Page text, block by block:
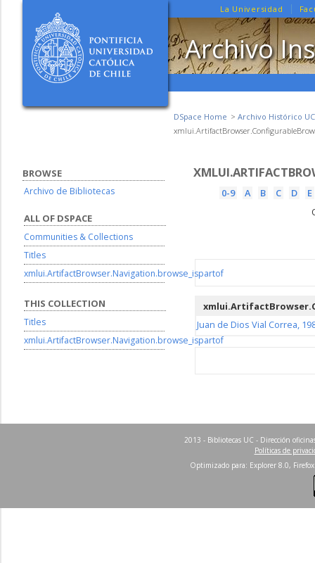
La Universidad
Archivo
DSpace Home
Archivo Histórico UC
0-9 A B C D
E
Juan de Dios Vial Correa,
BROWSE
Archivo de Bibliotecas
ALL OF DSPACE
Communities & Collections
Titles
xmlui.ArtifactBrowser.Navigation.browse_ispartof
THIS COLLECTION
Titles
xmlui.ArtifactBrowser.Navigation.browse_ispartof
2013 - Bibliotecas UC - Dirección
Políticas de
Optimizado para: Explorer 8.0,